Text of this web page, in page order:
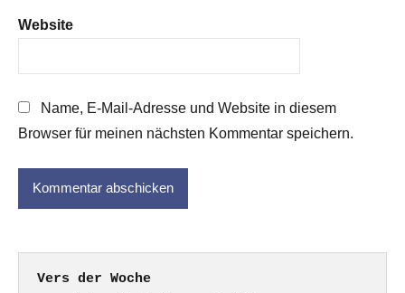
Website
Name, E-Mail-Adresse und Website in diesem
Browser für meinen nächsten Kommentar speichern.
Vers der Woche